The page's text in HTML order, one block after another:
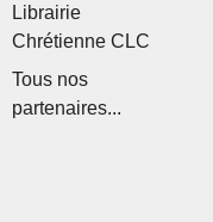
Librairie
Chrétienne CLC
Tous nos
partenaires...